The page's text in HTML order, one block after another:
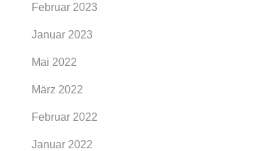
Februar 2023
Januar 2023
Mai 2022
März 2022
Februar 2022
Januar 2022